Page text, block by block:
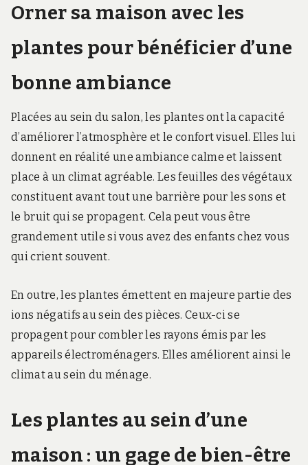
Orner sa maison avec les
plantes pour bénéficier d’une
bonne ambiance
Placées au sein du salon, les plantes ont la capacité
d’améliorer l’atmosphère et le confort visuel. Elles lui
donnent en réalité une ambiance calme et laissent
place à un climat agréable. Les feuilles des végétaux
constituent avant tout une barrière pour les sons et
le bruit qui se propagent. Cela peut vous être
grandement utile si vous avez des enfants chez vous
qui crient souvent.
En outre, les plantes émettent en majeure partie des
ions négatifs au sein des pièces. Ceux-ci se
propagent pour combler les rayons émis par les
appareils électroménagers. Elles améliorent ainsi le
climat au sein du ménage.
Les plantes au sein d’une
maison : un gage de bien-être